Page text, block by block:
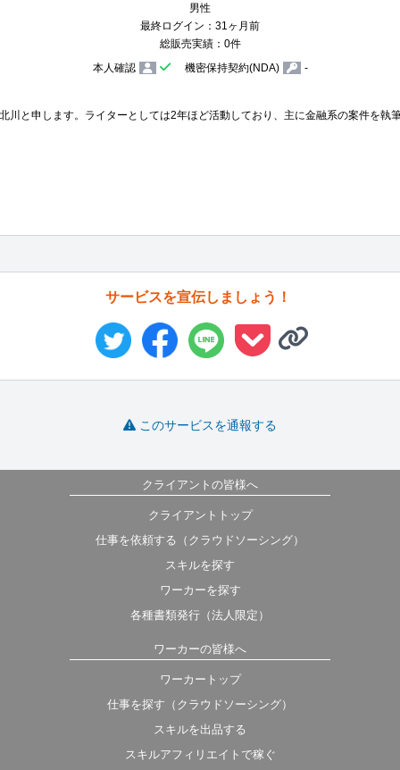
男性
最終ログイン：31ヶ月前
総販売実績：0件
本人確認
機密保持契約(NDA) -
川と申します。ライターとしては2年ほど活動しており、主に金融系の案件を執
サービスを宣伝しましょう！
このサービスを通報する
クライアントの皆様へ
クライアントトップ
仕事を依頼する（クラウドソーシング）
スキルを探す
ワーカーを探す
各種書類発行（法人限定）
ワーカーの皆様へ
ワーカートップ
仕事を探す（クラウドソーシング）
スキルを出品する
スキルアフィリエイトで稼ぐ